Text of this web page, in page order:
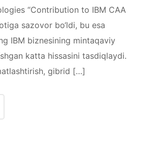
“Contribution to IBM CAA
sazovor bo‘ldi, bu esa
IBM biznesining mintaqaviy
katta hissasini tasdiqlaydi.
gibrid […]